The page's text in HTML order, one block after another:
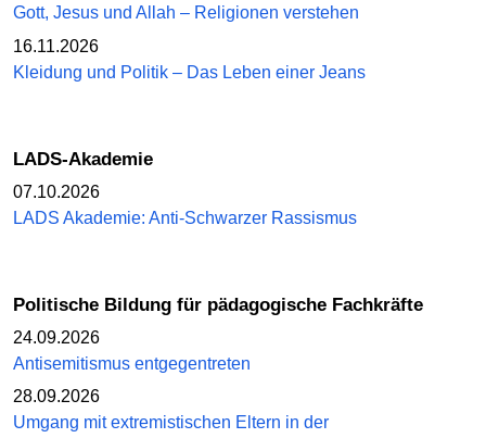
Gott, Jesus und Allah – Religionen verstehen
16.11.2026
Kleidung und Politik – Das Leben einer Jeans
LADS-Akademie
07.10.2026
LADS Akademie: Anti-Schwarzer Rassismus
Politische Bildung für pädagogische Fachkräfte
24.09.2026
Antisemitismus entgegentreten
28.09.2026
Umgang mit extremistischen Eltern in der